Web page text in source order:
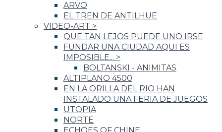
ARVO
EL TREN DE ANTILHUE
VIDEO-ART >
QUE TAN LEJOS PUEDE UNO IRSE
FUNDAR UNA CIUDAD AQUI ES
IMPOSIBLE... >
BOLTANSKI - ANIMITAS
ALTIPLANO 4500
EN LA ORILLA DEL RIO HAN
INSTALADO UNA FERIA DE JUEGOS
UTOPIA
NORTE